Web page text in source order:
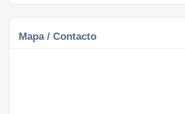
Mapa / Contacto